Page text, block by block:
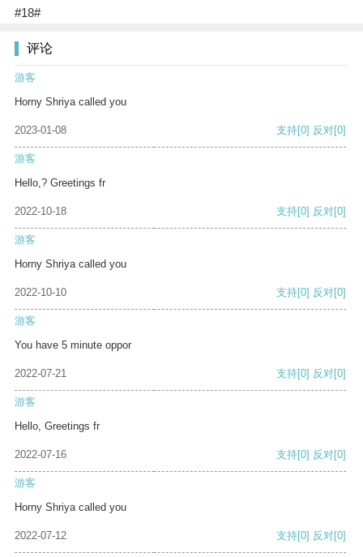
#18#
评论
游客
Horny Shriya called you
2023-01-08 支持[0] 反对[0]
游客
Hello,? Greetings fr
2022-10-18 支持[0] 反对[0]
游客
Horny Shriya called you
2022-10-10 支持[0] 反对[0]
游客
You have 5 minute oppor
2022-07-21 支持[0] 反对[0]
游客
Hello, Greetings fr
2022-07-16 支持[0] 反对[0]
游客
Horny Shriya called you
2022-07-12 支持[0] 反对[0]